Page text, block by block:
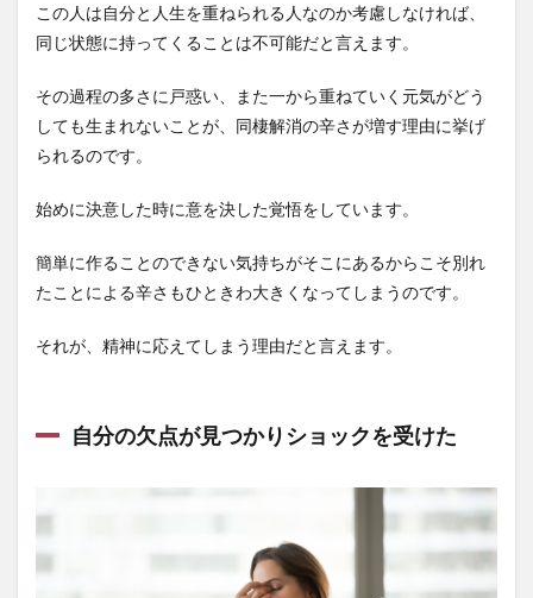
この人は自分と人生を重ねられる人なのか考慮しなければ、
同じ状態に持ってくることは不可能だと言えます。
その過程の多さに戸惑い、また一から重ねていく元気がどう
しても生まれないことが、同棲解消の辛さが増す理由に挙げ
られるのです。
始めに決意した時に意を決した覚悟をしています。
簡単に作ることのできない気持ちがそこにあるからこそ別れ
たことによる辛さもひときわ大きくなってしまうのです。
それが、精神に応えてしまう理由だと言えます。
自分の欠点が見つかりショックを受けた